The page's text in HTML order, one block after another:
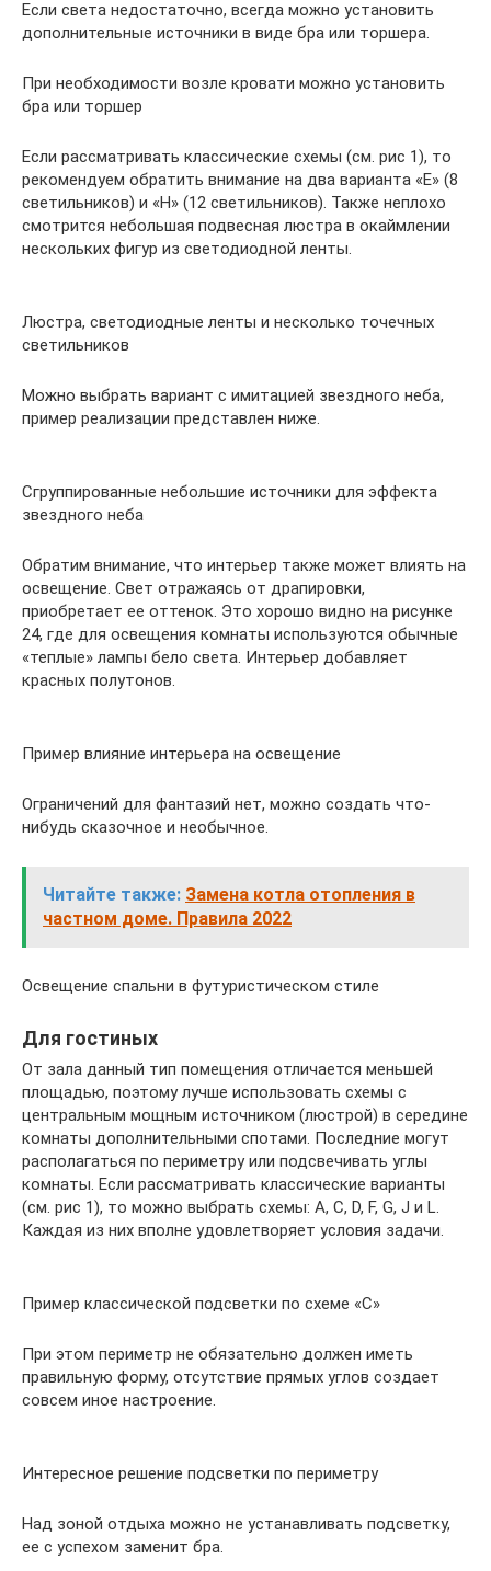
Если света недостаточно, всегда можно установить
дополнительные источники в виде бра или торшера.
При необходимости возле кровати можно установить
бра или торшер
Если рассматривать классические схемы (см. рис 1), то
рекомендуем обратить внимание на два варианта «Е» (8
светильников) и «Н» (12 светильников). Также неплохо
смотрится небольшая подвесная люстра в окаймлении
нескольких фигур из светодиодной ленты.
Люстра, светодиодные ленты и несколько точечных
светильников
Можно выбрать вариант с имитацией звездного неба,
пример реализации представлен ниже.
Сгруппированные небольшие источники для эффекта
звездного неба
Обратим внимание, что интерьер также может влиять на
освещение. Свет отражаясь от драпировки,
приобретает ее оттенок. Это хорошо видно на рисунке
24, где для освещения комнаты используются обычные
«теплые» лампы бело света. Интерьер добавляет
красных полутонов.
Пример влияние интерьера на освещение
Ограничений для фантазий нет, можно создать что-
нибудь сказочное и необычное.
Читайте также: Замена котла отопления в
частном доме. Правила 2022
Освещение спальни в футуристическом стиле
Для гостиных
От зала данный тип помещения отличается меньшей
площадью, поэтому лучше использовать схемы с
центральным мощным источником (люстрой) в середине
комнаты дополнительными спотами. Последние могут
располагаться по периметру или подсвечивать углы
комнаты. Если рассматривать классические варианты
(см. рис 1), то можно выбрать схемы: А, С, D, F, G, J и L.
Каждая из них вполне удовлетворяет условия задачи.
Пример классической подсветки по схеме «С»
При этом периметр не обязательно должен иметь
правильную форму, отсутствие прямых углов создает
совсем иное настроение.
Интересное решение подсветки по периметру
Над зоной отдыха можно не устанавливать подсветку,
ее с успехом заменит бра.